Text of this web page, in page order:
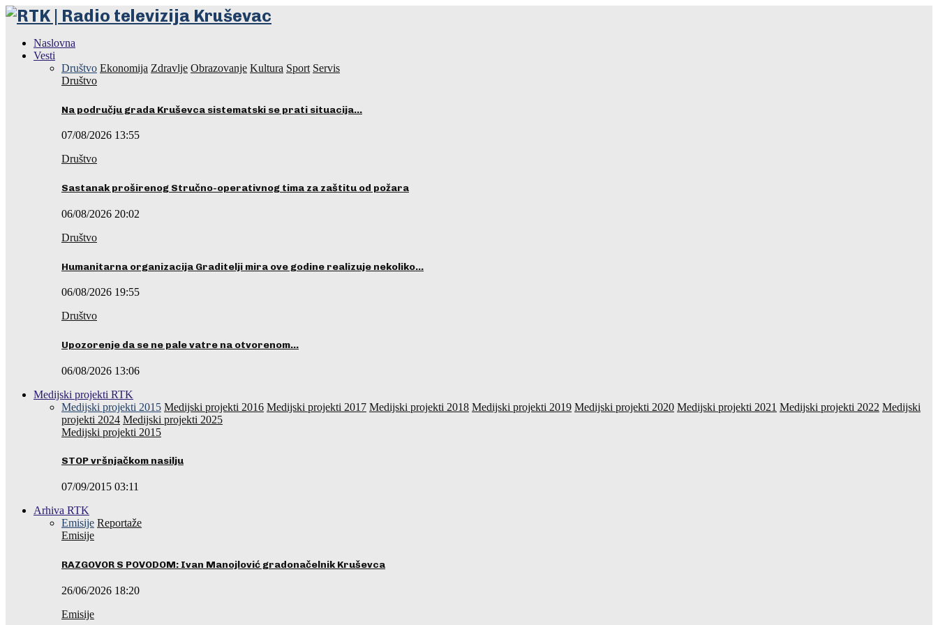
Naslovna
Vesti
Društvo Ekonomija Zdravlje Obrazovanje Kultura Sport Servis
Društvo
Na području grada Kruševca sistematski se prati situacija…
07/08/2026 13:55
Društvo
Sastanak proširenog Stručno-operativnog tima za zaštitu od požara
06/08/2026 20:02
Društvo
Humanitarna organizacija Graditelji mira ove godine realizuje nekoliko…
06/08/2026 19:55
Društvo
Upozorenje da se ne pale vatre na otvorenom…
06/08/2026 13:06
Medijski projekti RTK
Medijski projekti 2015 Medijski projekti 2016 Medijski projekti 2017 Medijski projekti 2018 Medijski projekti 2019 Medijski projekti 2020 Medijski projekti 2021 Medijski projekti 2022 Medijski
projekti 2024 Medijski projekti 2025
Medijski projekti 2015
STOP vršnjačkom nasilju
07/09/2015 03:11
Arhiva RTK
Emisije Reportaže
Emisije
RAZGOVOR S POVODOM: Ivan Manojlović gradonačelnik Kruševca
26/06/2026 18:20
Emisije